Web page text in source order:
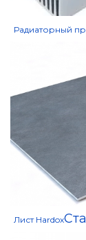
Радиаторный
Лист Hardox